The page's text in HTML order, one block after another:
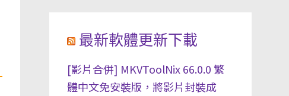
最新軟體更新下載
[影片合併] MKVToolNix 66.0.0 繁
體中文免安裝版，將影片封裝成